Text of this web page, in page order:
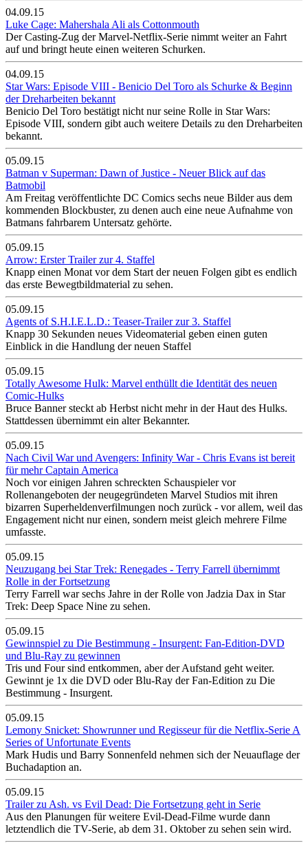
04.09.15
Luke Cage: Mahershala Ali als Cottonmouth
Der Casting-Zug der Marvel-Netflix-Serie nimmt weiter an Fahrt
auf und bringt heute einen weiteren Schurken.
04.09.15
Star Wars: Episode VIII - Benicio Del Toro als Schurke & Beginn
der Dreharbeiten bekannt
Benicio Del Toro bestätigt nicht nur seine Rolle in Star Wars:
Episode VIII, sondern gibt auch weitere Details zu den Dreharbeiten
bekannt.
05.09.15
Batman v Superman: Dawn of Justice - Neuer Blick auf das
Batmobil
Am Freitag veröffentlichte DC Comics sechs neue Bilder aus dem
kommenden Blockbuster, zu denen auch eine neue Aufnahme von
Batmans fahrbarem Untersatz gehörte.
05.09.15
Arrow: Erster Trailer zur 4. Staffel
Knapp einen Monat vor dem Start der neuen Folgen gibt es endlich
das erste Bewegtbildmaterial zu sehen.
05.09.15
Agents of S.H.I.E.L.D.: Teaser-Trailer zur 3. Staffel
Knapp 30 Sekunden neues Videomaterial geben einen guten
Einblick in die Handlung der neuen Staffel
05.09.15
Totally Awesome Hulk: Marvel enthüllt die Identität des neuen
Comic-Hulks
Bruce Banner steckt ab Herbst nicht mehr in der Haut des Hulks.
Stattdessen übernimmt ein alter Bekannter.
05.09.15
Nach Civil War und Avengers: Infinity War - Chris Evans ist bereit
für mehr Captain America
Noch vor einigen Jahren schreckten Schauspieler vor
Rollenangeboten der neugegründeten Marvel Studios mit ihren
bizarren Superheldenverfilmungen noch zurück - vor allem, weil das
Engagement nicht nur einen, sondern meist gleich mehrere Filme
umfasste.
05.09.15
Neuzugang bei Star Trek: Renegades - Terry Farrell übernimmt
Rolle in der Fortsetzung
Terry Farrell war sechs Jahre in der Rolle von Jadzia Dax in Star
Trek: Deep Space Nine zu sehen.
05.09.15
Gewinnspiel zu Die Bestimmung - Insurgent: Fan-Edition-DVD
und Blu-Ray zu gewinnen
Tris und Four sind entkommen, aber der Aufstand geht weiter.
Gewinnt je 1x die DVD oder Blu-Ray der Fan-Edition zu Die
Bestimmung - Insurgent.
05.09.15
Lemony Snicket: Showrunner und Regisseur für die Netflix-Serie A
Series of Unfortunate Events
Mark Hudis und Barry Sonnenfeld nehmen sich der Neuauflage der
Buchadaption an.
05.09.15
Trailer zu Ash. vs Evil Dead: Die Fortsetzung geht in Serie
Aus den Planungen für weitere Evil-Dead-Filme wurde dann
letztendlich die TV-Serie, ab dem 31. Oktober zu sehen sein wird.